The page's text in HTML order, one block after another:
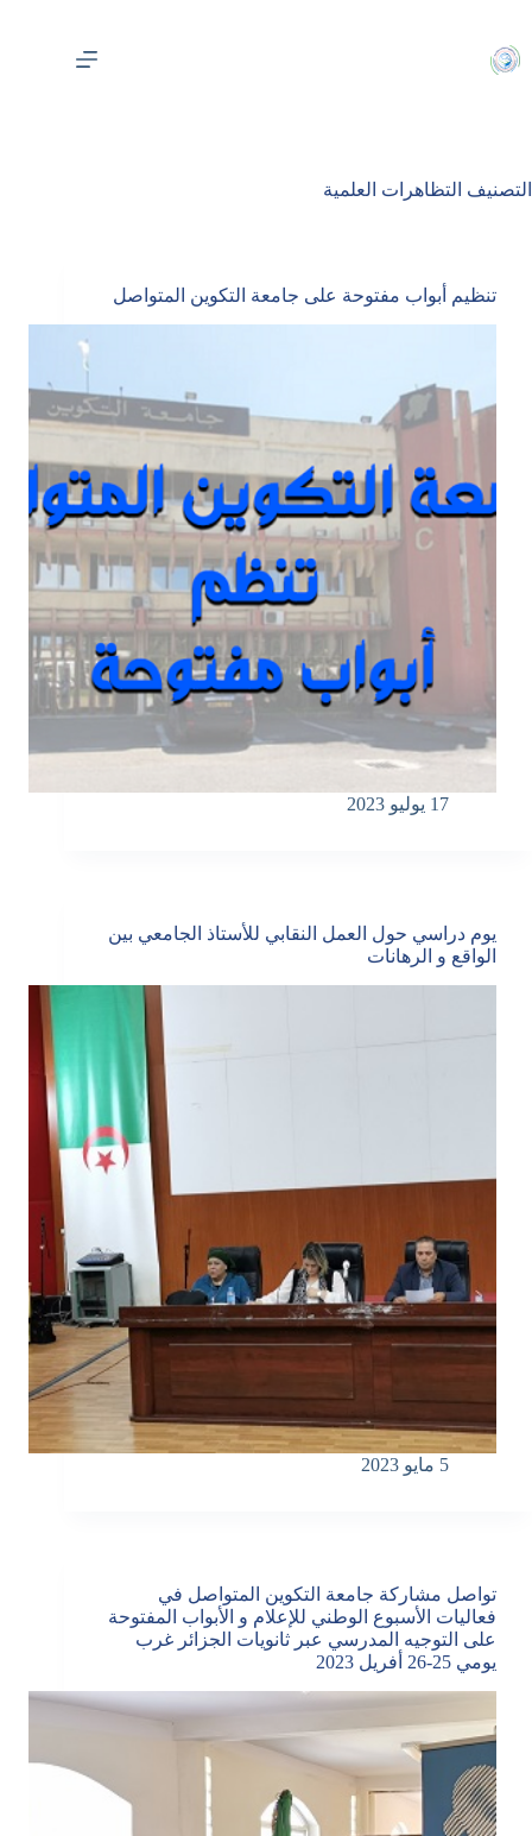
المحتوى
التصنيف التظاهرات العلمية
تنظيم أبواب مفتوحة على جامعة التكوين المتواصل‎‎
17 يوليو 2023
يوم دراسي حول العمل النقابي للأستاذ الجامعي بين
الواقع و الرهانات
5 مايو 2023
تواصل مشاركة جامعة التكوين المتواصل في
فعاليات الأسبوع الوطني للإعلام و الأبواب المفتوحة
على التوجيه المدرسي عبر ثانويات الجزائر غرب
يومي 25-26 أفريل 2023